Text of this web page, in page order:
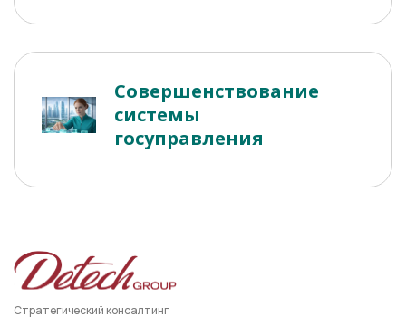
Совершенствование
системы
госуправления
Стратегический консалтинг